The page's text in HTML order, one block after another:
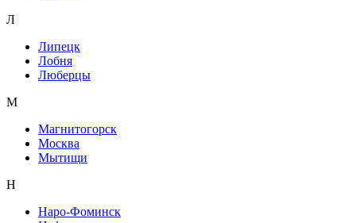
Л
Липецк
Лобня
Люберцы
М
Магнитогорск
Москва
Мытищи
Н
Наро-Фоминск